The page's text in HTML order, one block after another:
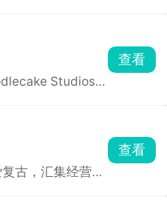
然后神灯就会开
需要回答是或不
猜到这个人。除
还设置了很多其
Studios打
独创变色系统，
需通过双按钮控
切换，保持与脚
全落地。
查看
古，汇集经营、
查看